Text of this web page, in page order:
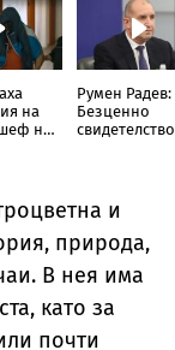
на
на
Румен Радев:
Безценно
и
природа,
В нея има
като за
почти